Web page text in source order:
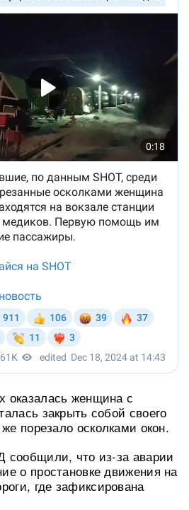
оказалась женщина с
закрыть собой своего
порезало осколками окон.
что из-за аварии
о простановке движения на
где зафиксирована